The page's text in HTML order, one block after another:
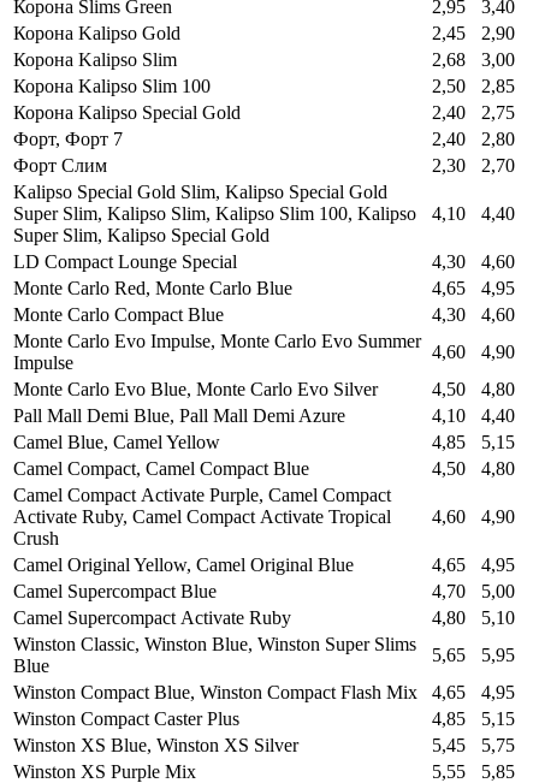
Корона Slims Green 2,95
3,40
Корона Kalipso Gold
2,45
2,90
Корона Kalipso Slim
2,68
3,00
Корона Kalipso Slim 100
2,50
2,85
Корона Kalipso Special Gold
2,40
2,75
Форт, Форт 7
2,40
2,80
Форт Слим
2,30
2,70
Kalipso Special Gold Slim, Kalipso Special Gold
Super Slim, Kalipso Slim, Kalipso Slim 100, Kalipso
Super Slim, Kalipso Special Gold
4,10 4,40
LD Compact Lounge Special 4,30
4,60
Monte Carlo Red, Monte Carlo Blue
4,65
4,95
Monte Carlo Compact Blue
4,30
4,60
Monte Carlo Evo Impulse, Monte Carlo Evo Summer
Impulse
4,60
4,90
Monte Carlo Evo Blue, Monte Carlo Evo Silver
4,50
4,80
Pall Mall Demi Blue, Pall Mall Demi Azure
4,10
4,40
Camel Blue, Camel Yellow
4,85
5,15
Camel Compact, Camel Compact Blue
4,50
4,80
Camel Compact Аctivate Purple, Camel Compact
Аctivate Ruby, Camel Compact Аctivate Tropical
Crush
4,60 4,90
Camel Original Yellow, Camel Original Blue 4,65
4,95
Camel Supercompact Blue
4,70
5,00
Camel Supercompact Аctivate Ruby
4,80
5,10
Winston Classic, Winston Blue, Winston Super Slims
Blue
5,65
5,95
Winston Compact Blue, Winston Compact Flash Mix
4,65
4,95
Winston Compact Caster Plus
4,85
5,15
Winston XS Blue, Winston XS Silver
5,45
5,75
Winston XS Purple Mix
5,55
5,85